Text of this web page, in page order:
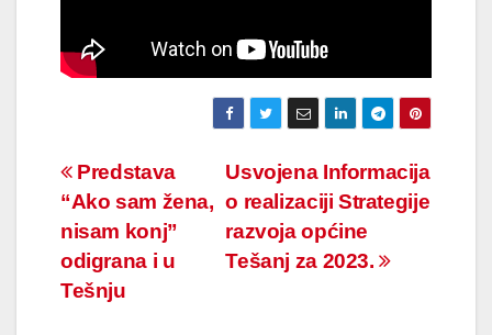
Navigacija
članaka
Usvojena Informacija
o realizaciji Strategije
razvoja općine
Tešanj za 2023.
Predstava
“Ako sam žena,
nisam konj”
odigrana i u
Tešnju